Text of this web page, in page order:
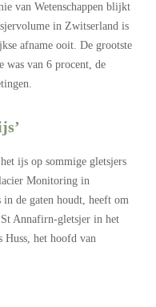
van Wetenschappen blijkt
in Zwitserland is
afname ooit. De grootste
was van 6 procent, de
ijs op sommige gletsjers
Monitoring in
in de gaten houdt, heeft om
St Annafirn-gletsjer in het
Huss, het hoofd van